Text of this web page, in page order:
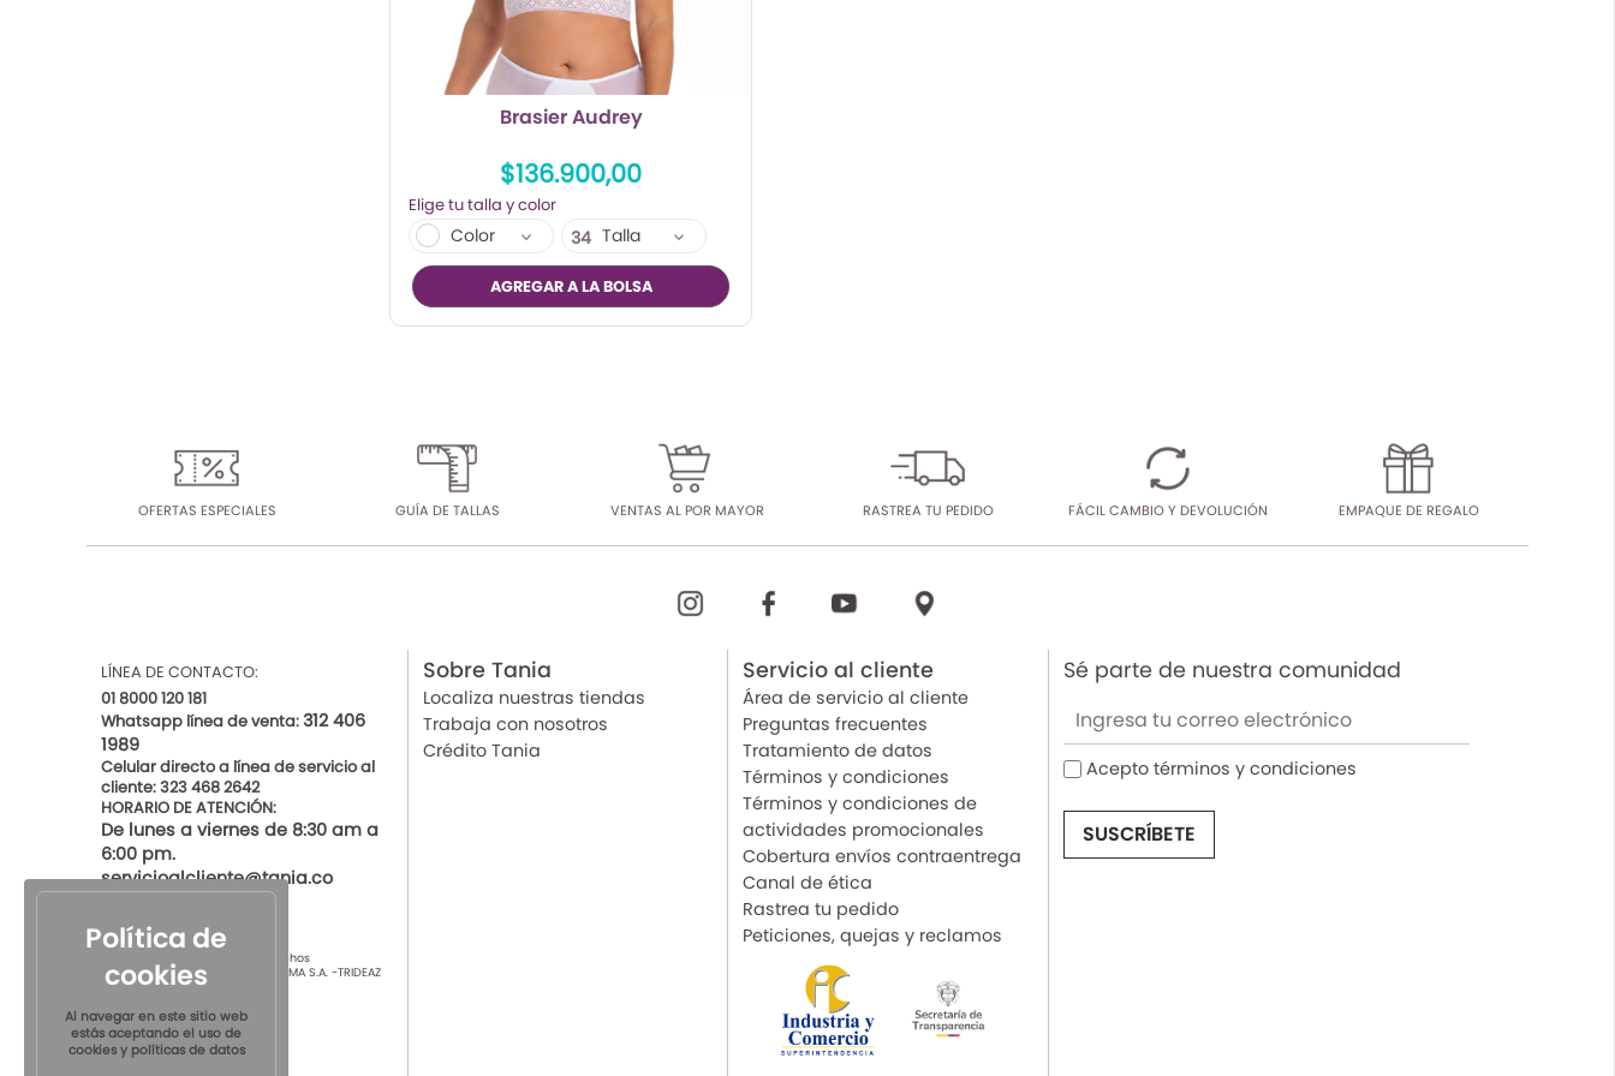
TRENDY PROMO
CONJUNTOS
Brasier Audrey
$136.900,00
Color
34
36
38
40
Talla
AGREGAR A LA BOLSA
OFERTAS ESPECIALES GUÍA DE TALLAS VENTAS AL POR MAYOR RASTREA TU PEDIDO FÁCIL CAMBIO Y DEVOLUCIÓN EMPAQUE DE REGALO
LÍNEA DE CONTACTO:
01 8000 120 181
Whatsapp línea de venta:312 406
1989
Celular directo a línea de servicio al
cliente: 323 468 2642
HORARIO DE ATENCIÓN:
De lunes a viernes de 8:30 am a
6:00 pm.
servicioalcliente@tania.co
© 2021 por Tania Todos los derechos
ReservadosTIENDAS DE ROPA INTIMA S.A. -TRIDEAZ
S.A. Nit 890.901.218-4
Sobre Tania
Localiza nuestras tiendas
Trabaja con nosotros
Crédito Tania
Servicio al cliente
Área de servicio al cliente
Preguntas frecuentes
Tratamiento de datos
Términos y condiciones
Términos y condiciones de
actividades promocionales
Cobertura envíos contraentrega
Canal de ética
Rastrea tu pedido
Peticiones, quejas y reclamos
Sé parte de nuestra comunidad
Acepto términos y condiciones
Política de
cookies
Al navegar en este sitio web
estás aceptando el uso de
cookies y políticas de datos